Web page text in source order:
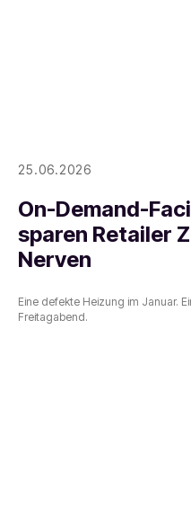
25.06.2026
On-Demand-
sparen Retailer
Nerven
Eine defekte Heizung im Januar.
Freitagabend.